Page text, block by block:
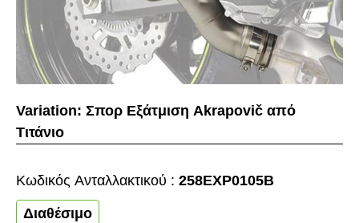
Variation: Σπορ Εξάτμιση Akrapovič από
Τιτάνιο
Κωδικός Aνταλλακτικού : 258EXP0105B
Διαθέσιμο